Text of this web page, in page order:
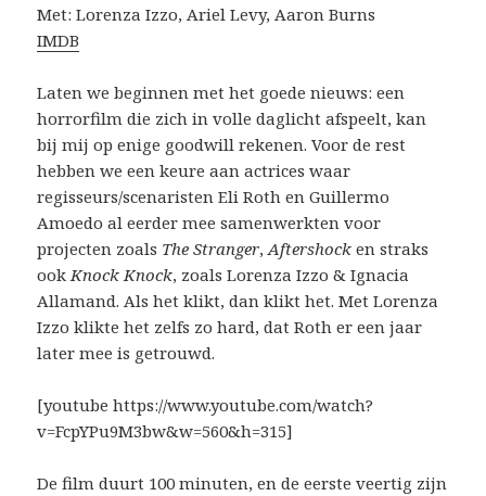
Met: Lorenza Izzo, Ariel Levy, Aaron Burns
IMDB
Laten we beginnen met het goede nieuws: een
horrorfilm die zich in volle daglicht afspeelt, kan
bij mij op enige goodwill rekenen. Voor de rest
hebben we een keure aan actrices waar
regisseurs/scenaristen Eli Roth en Guillermo
Amoedo al eerder mee samenwerkten voor
projecten zoals The Stranger,Aftershock en straks
ook Knock Knock, zoals Lorenza Izzo & Ignacia
Allamand. Als het klikt, dan klikt het. Met Lorenza
Izzo klikte het zelfs zo hard, dat Roth er een jaar
later mee is getrouwd.
[youtube https://www.youtube.com/watch?
v=FcpYPu9M3bw&w=560&h=315]
De film duurt 100 minuten, en de eerste veertig zijn